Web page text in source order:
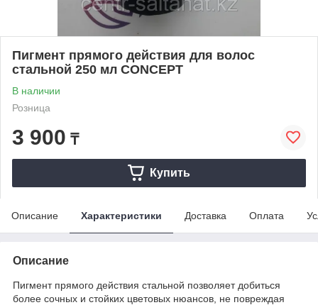
Пигмент прямого действия для волос
стальной 250 мл CONCEPT
В наличии
Розница
3 900 ₸
Купить
Описание Характеристики Доставка Оплата
Описание
Пигмент прямого действия стальной позволяет добиться
более сочных и стойких цветовых нюансов, не повреждая